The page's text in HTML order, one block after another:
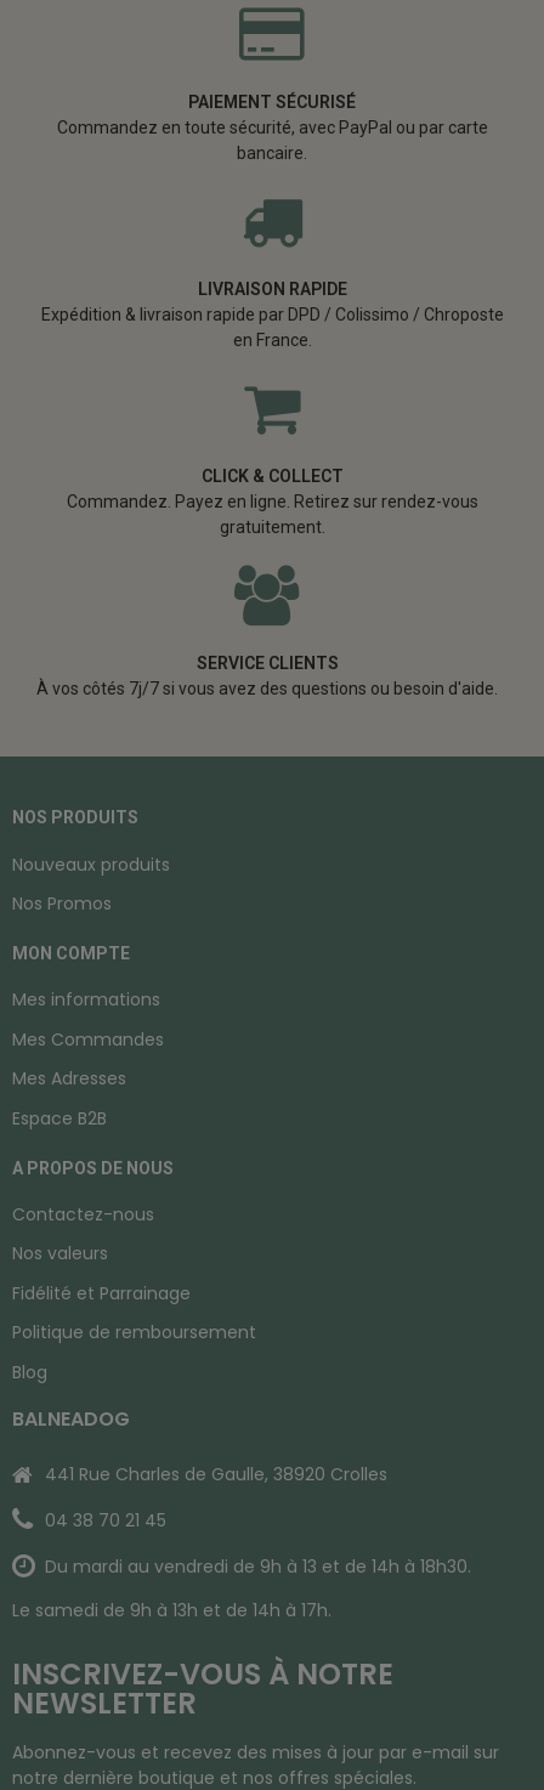
PAIEMENT SÉCURISÉ
Commandez en toute sécurité, avec PayPal ou par carte
bancaire.
LIVRAISON RAPIDE
Expédition & livraison rapide par DPD / Colissimo / Chroposte
en France.
CLICK & COLLECT
Commandez. Payez en ligne. Retirez sur rendez-vous
gratuitement.
SERVICE CLIENTS
À vos côtés 7j/7 si vous avez des questions ou besoin d'aide.
NOS PRODUITS
Nouveaux produits
Nos Promos
MON COMPTE
Mes informations
Mes Commandes
Mes Adresses
Espace B2B
A PROPOS DE NOUS
Contactez-nous
Nos valeurs
Fidélité et Parrainage
Politique de remboursement
Blog
BALNEADOG
441 Rue Charles de Gaulle, 38920 Crolles
04 38 70 21 45
Du mardi au vendredi de 9h à 13 et de 14h à 18h30.
Le samedi de 9h à 13h et de 14h à 17h.
INSCRIVEZ-VOUS À NOTRE
NEWSLETTER
Abonnez-vous et recevez des mises à jour par e-mail sur
notre dernière boutique et nos offres spéciales.